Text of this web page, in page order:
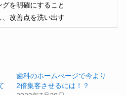
を明確にすること
改善点を洗い出す
歯科のホームぺージで今より
2倍集客させるには！？